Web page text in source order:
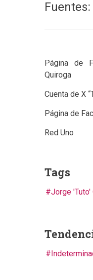
Fuentes:
Página de
Quiroga
Cuenta de X
Página de
Red Uno
Tags
Jorge 'Tuto'